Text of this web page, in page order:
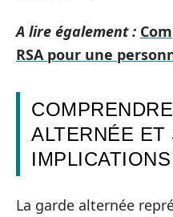
A lire également :
RSA pour une
ALTERNÉE ET
IMPLICATIONS
La garde alternée